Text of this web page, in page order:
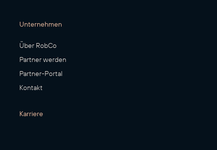
Unternehmen
Über RobCo
Partner werden
Partner-Portal
Kontakt
Karriere